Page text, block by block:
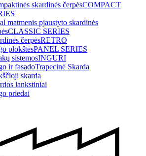
skardinės čerpėsCOMPACT
matmenis pjaustyto skardinės
CLASSIC SERIES
čerpėsRETRO
plokštėsPANEL SERIES
sistemosINGURI
ir fasadoTrapecinė Skarda
skarda
lankstiniai
priedai